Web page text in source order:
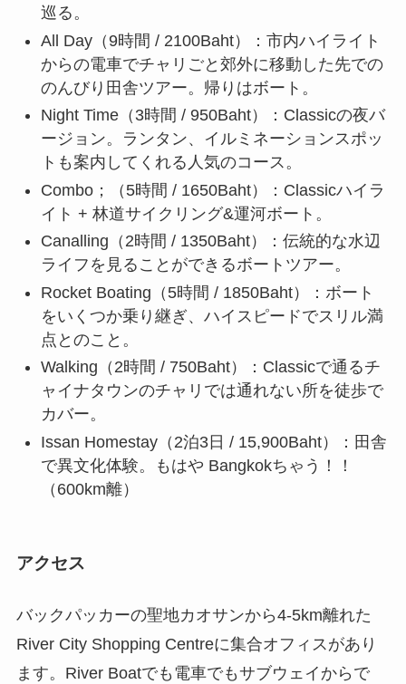
巡る。
All Day（9時間 / 2100Baht）：市内ハイライト
からの電車でチャリごと郊外に移動した先での
のんびり田舎ツアー。帰りはボート。
Night Time（3時間 / 950Baht）：Classicの夜バ
ージョン。ランタン、イルミネーションスポッ
トも案内してくれる人気のコース。
Combo；（5時間 / 1650Baht）：Classicハイラ
イト + 林道サイクリング&運河ボート。
Canalling（2時間 / 1350Baht）：伝統的な水辺
ライフを見ることができるボートツアー。
Rocket Boating（5時間 / 1850Baht）：ボート
をいくつか乗り継ぎ、ハイスピードでスリル満
点とのこと。
Walking（2時間 / 750Baht）：Classicで通るチ
ャイナタウンのチャリでは通れない所を徒歩で
カバー。
Issan Homestay（2泊3日 / 15,900Baht）：田舎
で異文化体験。もはや Bangkokちゃう！！
（600km離）
アクセス
バックパッカーの聖地カオサンから4-5km離れた
River City Shopping Centreに集合オフィスがあり
ます。River Boatでも電車でもサブウェイからで